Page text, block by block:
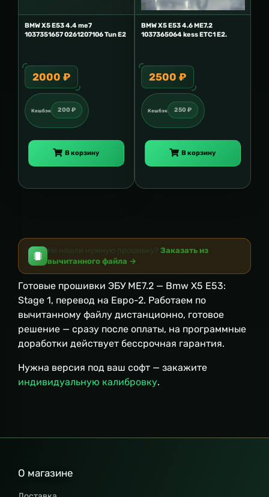
BMW Х5 E53 4.4 me7
1037351657 0261207106 Tun E2
2000 ₽
Кешбэк 200 ₽
В корзину
BMW X5 E53 4.6 ME7.2
1037365064 kess ETC1 E2.
2500 ₽
Кешбэк 250 ₽
В корзину
Не нашли нужную прошивку? Заказать из
вычитанного файла →
Готовые прошивки ЭБУ ME7.2 — Bmw X5 E53:
Stage 1, перевод на Евро-2. Работаем по
вычитанному файлу дистанционно, готовое
решение — сразу после оплаты, на программные
доработки действует бессрочная гарантия.
Нужна версия под ваш софт — закажите
индивидуальную калибровку.
О магазине